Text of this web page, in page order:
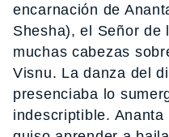
encarnación de
Shesha), el Señor de
muchas cabezas
Visnu. La danza del
presenciaba lo
indescriptible.